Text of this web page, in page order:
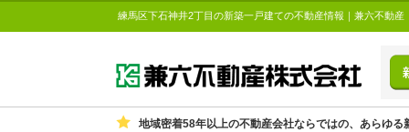
練馬区下石神井2丁目の新築一戸建ての不動産情報｜兼六不動産
地域密着58年以上の不動産会社ならではの、あらゆる